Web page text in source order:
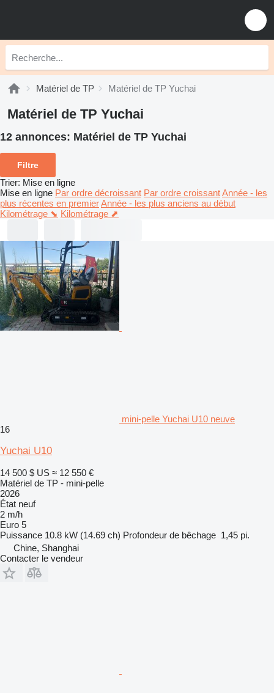
Matériel de TP Matériel de TP Yuchai
Matériel de TP Yuchai
12 annonces: Matériel de TP Yuchai
Filtre
Trier: Mise en ligne
Mise en ligne Par ordre décroissant Par ordre croissantAnnée - les
plus récentes en premierAnnée - les plus anciens au début
Kilométrage ⬊ Kilométrage ⬈
mini-pelle Yuchai U10 neuve
16
Yuchai U10
14 500 $ US ≈ 12 550 €
Matériel de TP - mini-pelle
2026
État neuf
2 m/h
Euro 5
Puissance 10.8 kW (14.69 ch) Profondeur de bêchage 1,45 pi.
Chine, Shanghai
Contacter le vendeur